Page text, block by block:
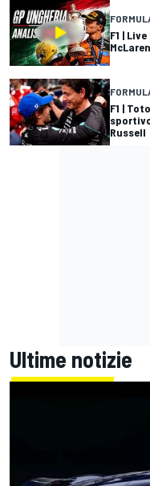
F1 |
F1 |
Russell
Ultime notizie